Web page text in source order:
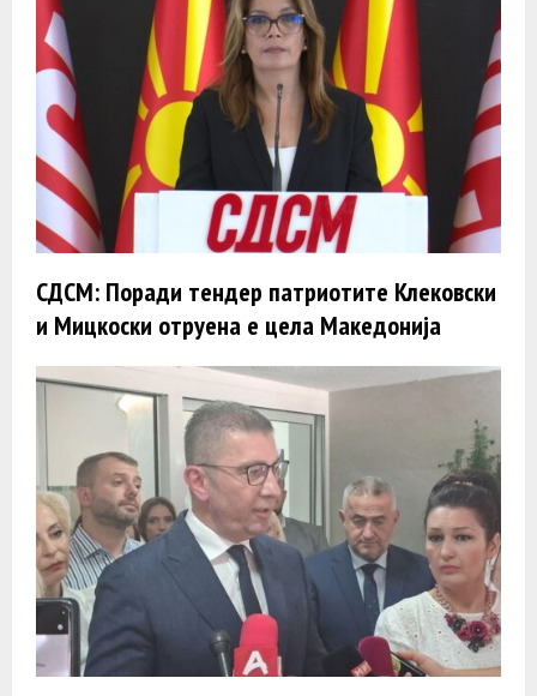
СДСМ: Поради тендер патриотите Клековски
и Мицкоски отруена е цела Македонија